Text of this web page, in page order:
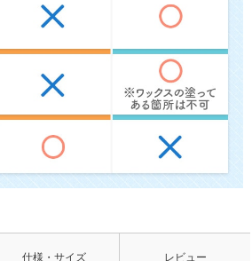
仕様・サイズ レビュー